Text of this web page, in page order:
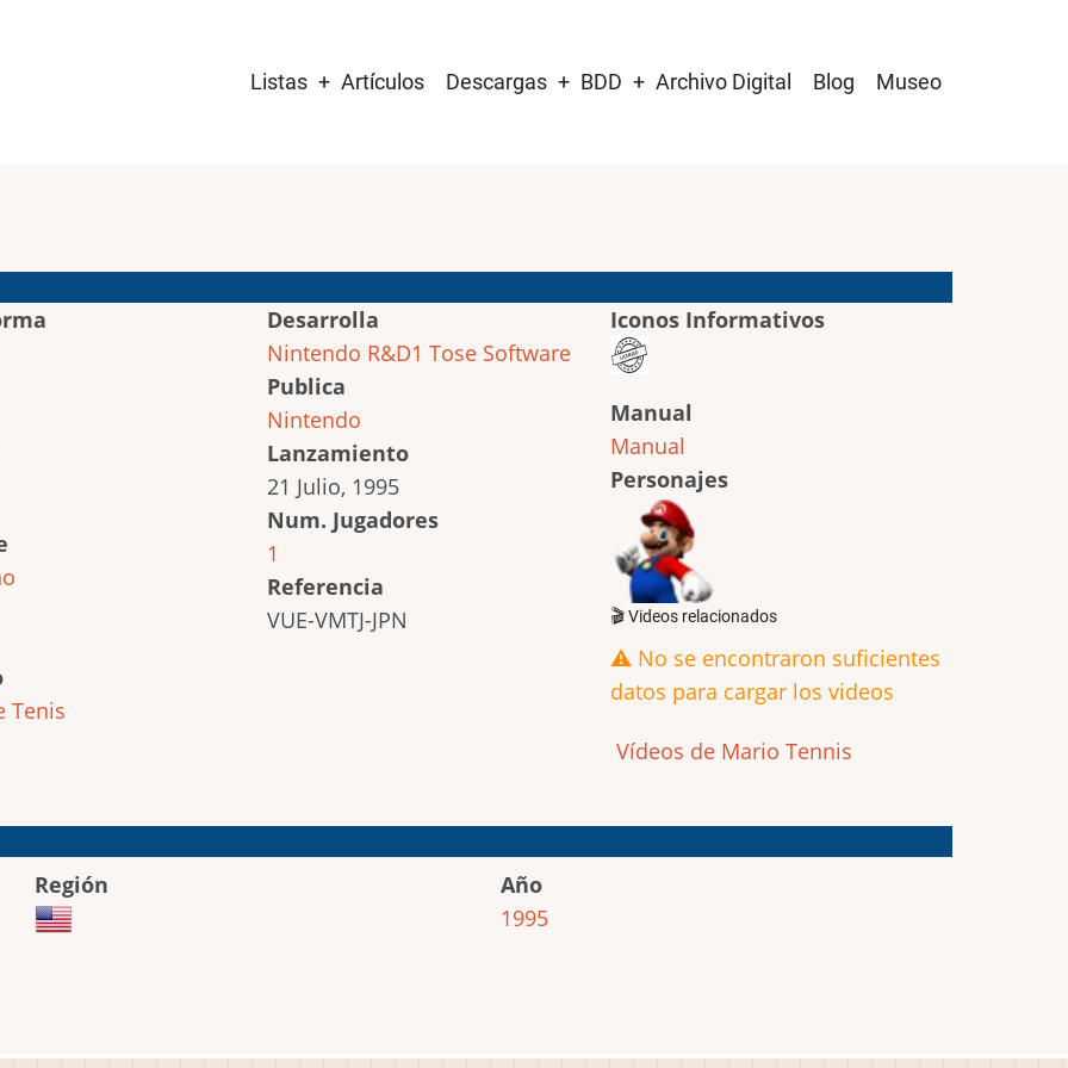
navigation
Listas Artículos Descargas BDD Archivo Digital Blog Museo
Tenis
Desarrolla
Nintendo R&D1 Tose Software
Publica
Nintendo
Lanzamiento
21 Julio, 1995
Num. Jugadores
1
Referencia
VUE-VMTJ-JPN
Iconos Informativos
Manual
Manual
Personajes
🎬 Videos relacionados
⚠️ No se encontraron suficientes
datos para cargar los videos
Vídeos de Mario Tennis
Región
Año
1995